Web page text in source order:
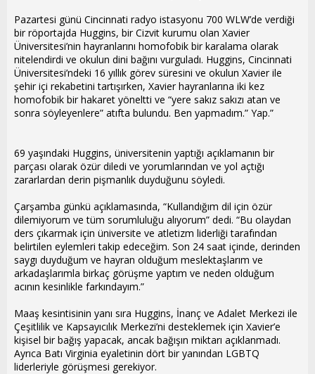
Pazartesi günü Cincinnati radyo istasyonu 700 WLW’de verdiği
bir röportajda Huggins, bir Cizvit kurumu olan Xavier
Üniversitesi’nin hayranlarını homofobik bir karalama olarak
nitelendirdi ve okulun dini bağını vurguladı. Huggins, Cincinnati
Üniversitesi’ndeki 16 yıllık görev süresini ve okulun Xavier ile
şehir içi rekabetini tartışırken, Xavier hayranlarına iki kez
homofobik bir hakaret yöneltti ve “yere sakız sakızı atan ve
sonra söyleyenlere” atıfta bulundu. Ben yapmadım.” Yap.”
69 yaşındaki Huggins, üniversitenin yaptığı açıklamanın bir
parçası olarak özür diledi ve yorumlarından ve yol açtığı
zararlardan derin pişmanlık duyduğunu söyledi.
Çarşamba günkü açıklamasında, “Kullandığım dil için özür
dilemiyorum ve tüm sorumluluğu alıyorum” dedi. “Bu olaydan
ders çıkarmak için üniversite ve atletizm liderliği tarafından
belirtilen eylemleri takip edeceğim. Son 24 saat içinde, derinden
saygı duyduğum ve hayran olduğum meslektaşlarım ve
arkadaşlarımla birkaç görüşme yaptım ve neden olduğum
acının kesinlikle farkındayım.”
Maaş kesintisinin yanı sıra Huggins, İnanç ve Adalet Merkezi ile
Çeşitlilik ve Kapsayıcılık Merkezi’ni desteklemek için Xavier’e
kişisel bir bağış yapacak, ancak bağışın miktarı açıklanmadı.
Ayrıca Batı Virginia eyaletinin dört bir yanından LGBTQ
liderleriyle görüşmesi gerekiyor.